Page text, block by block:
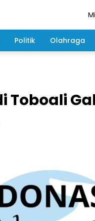
Politik Olahraga
Toboali